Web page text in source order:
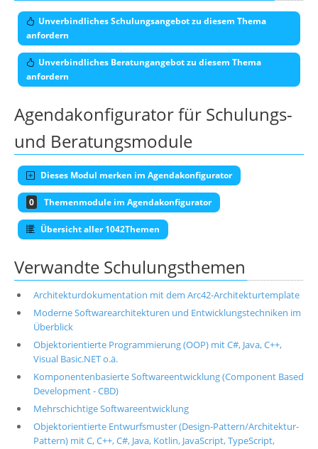
Unverbindliches Schulungsangebot zu diesem Thema
anfordern
Unverbindliches Beratungangebot zu diesem Thema
anfordern
Agendakonfigurator für Schulungs-
und Beratungsmodule
Dieses Modul merken im Agendakonfigurator
0 Themenmodule im Agendakonfigurator
Übersicht aller 1042Themen
Verwandte Schulungsthemen
Architekturdokumentation mit dem Arc42-Architekturtemplate
Moderne Softwarearchitekturen und Entwicklungstechniken im
Überblick
Objektorientierte Programmierung (OOP) mit C#, Java, C++,
Visual Basic.NET o.ä.
Komponentenbasierte Softwareentwicklung (Component Based
Development - CBD)
Mehrschichtige Softwareentwicklung
Objektorientierte Entwurfsmuster (Design-Pattern/Architektur-
Pattern) mit C, C++, C#, Java, Kotlin, JavaScript, TypeScript,